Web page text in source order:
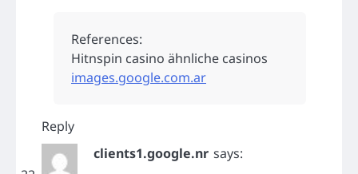
References:
Hitnspin casino ähnliche casinos
images.google.com.ar
Reply
clients1.google.nr says: